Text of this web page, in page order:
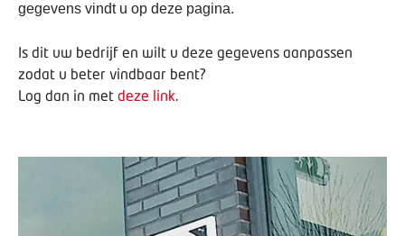
gegevens vindt u op deze pagina.
Is dit uw bedrijf en wilt u deze gegevens aanpassen
zodat u beter vindbaar bent?
Log dan in met deze link.